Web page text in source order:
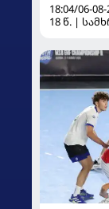
18:04/06-
18 წ. |